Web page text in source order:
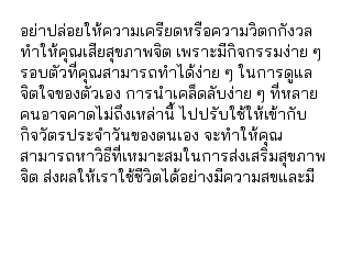
อย่าปล่อยให้ความเครียดหรือความวิตกกังวล
ทำให้คุณเสียสุขภาพจิต เพราะมีกิจกรรมง่าย ๆ
รอบตัวที่คุณสามารถทำได้ง่าย ๆ ในการดูแล
จิตใจของตัวเอง การนำเคล็ดลับง่าย ๆ ที่หลาย
คนอาจคาดไม่ถึงเหล่านี้ ไปปรับใช้ให้เข้ากับ
กิจวัตรประจำวันของตนเอง จะทำให้คุณ
สามารถหาวิธีที่เหมาะสมในการส่งเสริมสุขภาพ
จิต ส่งผลให้เราใช้ชีวิตได้อย่างมีความสุขและมี